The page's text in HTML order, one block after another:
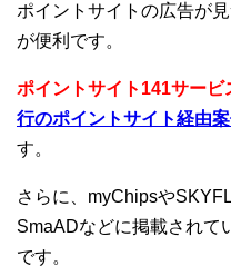
ポイントサイトの広告が
が便利です。
ポイントサイト141サービ
行のポイントサイト経由
す。
さらに、myChipsや
SmaADなどに掲載されて
です。